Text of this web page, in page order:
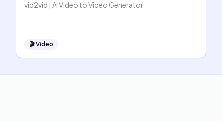
vid2vid | AI Video to Video Generator
🎬Video